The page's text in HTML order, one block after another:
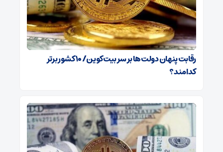
رقابت پنهان دولت‌ها بر سر بیت‌کوین/ ۱۰ کشور برتر
کدامند؟